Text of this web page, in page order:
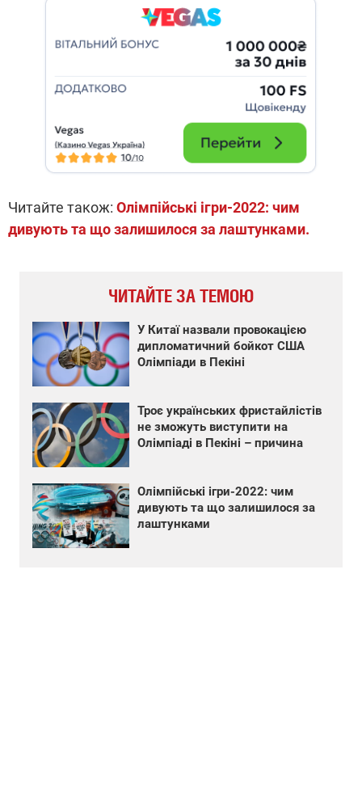
Читайте також: Олімпійські ігри-2022: чим
дивують та що залишилося за лаштунками.
ЧИТАЙТЕ ЗА ТЕМОЮ
У Китаї назвали провокацією
дипломатичний бойкот США
Олімпіади в Пекіні
Троє українських фристайлістів
не зможуть виступити на
Олімпіаді в Пекіні – причина
Олімпійські ігри-2022: чим
дивують та що залишилося за
лаштунками